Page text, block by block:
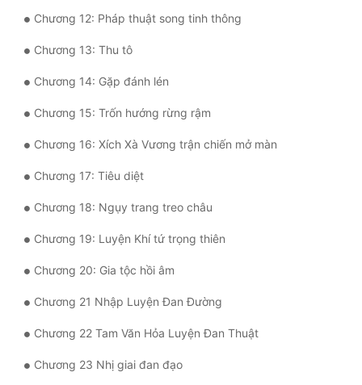
Quan Trường
Quân Sự
Sảng Văn
Sủng
Thanh Xuân
Tiên Hiệp
Tiểu Thuyết
Trinh Thám
Triều Đấu
Trùng Sinh
Trọng Sinh
Chương 12: Pháp thuật song tinh thông
Chương 13: Thu tô
Chương 14: Gặp đánh lén
Chương 15: Trốn hướng rừng rậm
Chương 16: Xích Xà Vương trận chiến mở màn
Chương 17: Tiêu diệt
Chương 18: Ngụy trang treo châu
Chương 19: Luyện Khí tứ trọng thiên
Chương 20: Gia tộc hồi âm
Chương 21 Nhập Luyện Đan Đường
Chương 22 Tam Văn Hỏa Luyện Đan Thuật
Chương 23 Nhị giai đan đạo